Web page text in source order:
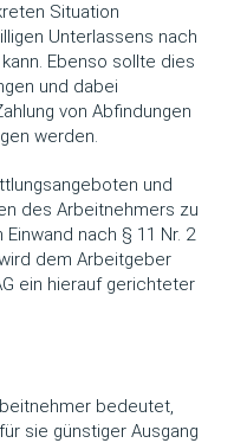
Situation
Unterlassens nach
Ebenso sollte dies
und dabei
von Abfindungen
werden.
und
des Arbeitnehmers zu
nach § 11 Nr. 2
dem Arbeitgeber
ein hierauf gerichteter
bedeutet,
sie günstiger Ausgang